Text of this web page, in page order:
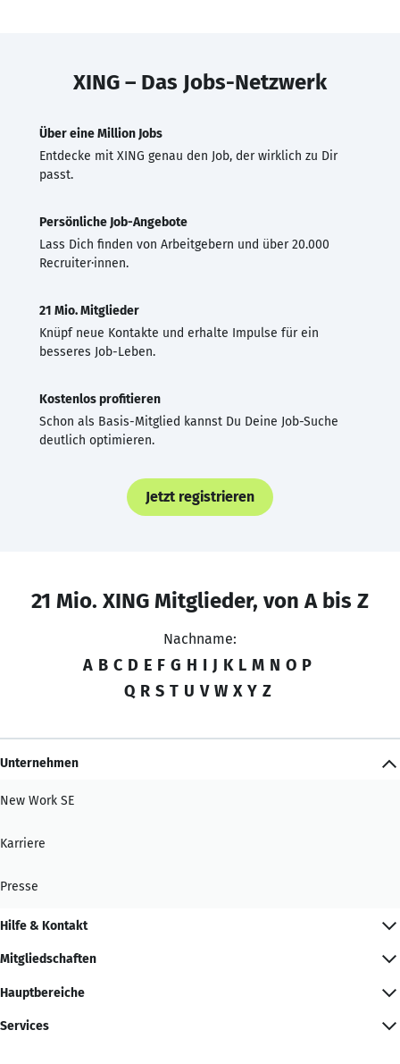
XING – Das Jobs-Netzwerk
Über eine Million Jobs
Entdecke mit XING genau den Job, der wirklich zu Dir
passt.
Persönliche Job-Angebote
Lass Dich finden von Arbeitgebern und über 20.000
Recruiter·innen.
21 Mio. Mitglieder
Knüpf neue Kontakte und erhalte Impulse für ein
besseres Job-Leben.
Kostenlos profitieren
Schon als Basis-Mitglied kannst Du Deine Job-Suche
deutlich optimieren.
Jetzt registrieren
21 Mio. XING Mitglieder, von A bis Z
Nachname:
A B C D E F G H I J K L M N O P
Q R S T U V W X Y Z
Unternehmen
New Work SE
Karriere
Presse
Hilfe & Kontakt
Mitgliedschaften
Hauptbereiche
Services